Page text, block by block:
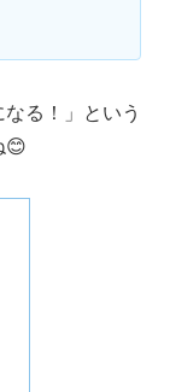
る！」という
😊